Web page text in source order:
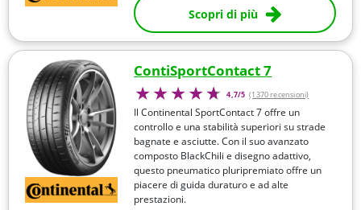
Scopri di più
ContiSportContact 7
4,7/5 (1370 recensioni)
Il Continental SportContact 7 offre un
controllo e una stabilità superiori su strade
bagnate e asciutte. Con il suo avanzato
composto BlackChili e disegno adattivo,
questo pneumatico pluripremiato offre un
piacere di guida duraturo e ad alte
prestazioni.